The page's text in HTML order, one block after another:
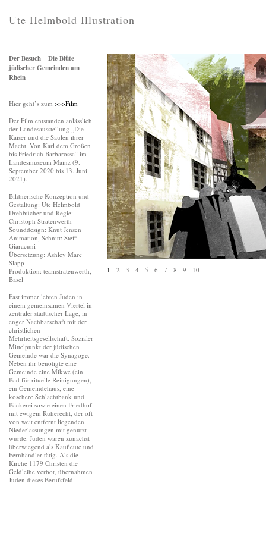
Ute Helmbold Illustration
1 2 3 4 5 6 7 8 9 10
Der Besuch – Die Blüte
jüdischer Gemeinden am
Rhein
—
Hier geht’s zum >>>Film
Der Film entstanden anlässlich
der Landesausstellung „Die
Kaiser und die Säulen ihrer
Macht. Von Karl dem Großen
bis Friedrich Barbarossa“ im
Landesmuseum Mainz (9.
September 2020 bis 13. Juni
2021).
Bildnerische Konzeption und
Gestaltung: Ute Helmbold
Drehbücher und Regie:
Christoph Stratenwerth
Sounddesign: Knut Jensen
Animation, Schnitt: Steffi
Giaracuni
Übersetzung: Ashley Marc
Slapp
Produktion: teamstratenwerth,
Basel
Fast immer lebten Juden in
einem gemeinsamen Viertel in
zentraler städtischer Lage, in
enger Nachbarschaft mit der
christlichen
Mehrheitsgesellschaft. Sozialer
Mittelpunkt der jüdischen
Gemeinde war die Synagoge.
Neben ihr benötigte eine
Gemeinde eine Mikwe (ein
Bad für rituelle Reinigungen),
ein Gemeindehaus, eine
koschere Schlachtbank und
Bäckerei sowie einen Friedhof
mit ewigem Ruherecht, der oft
von weit entfernt liegenden
Niederlassungen mit genutzt
wurde. Juden waren zunächst
überwiegend als Kaufleute und
Fernhändler tätig. Als die
Kirche 1179 Christen die
Geldleihe verbot, übernahmen
Juden dieses Berufsfeld.